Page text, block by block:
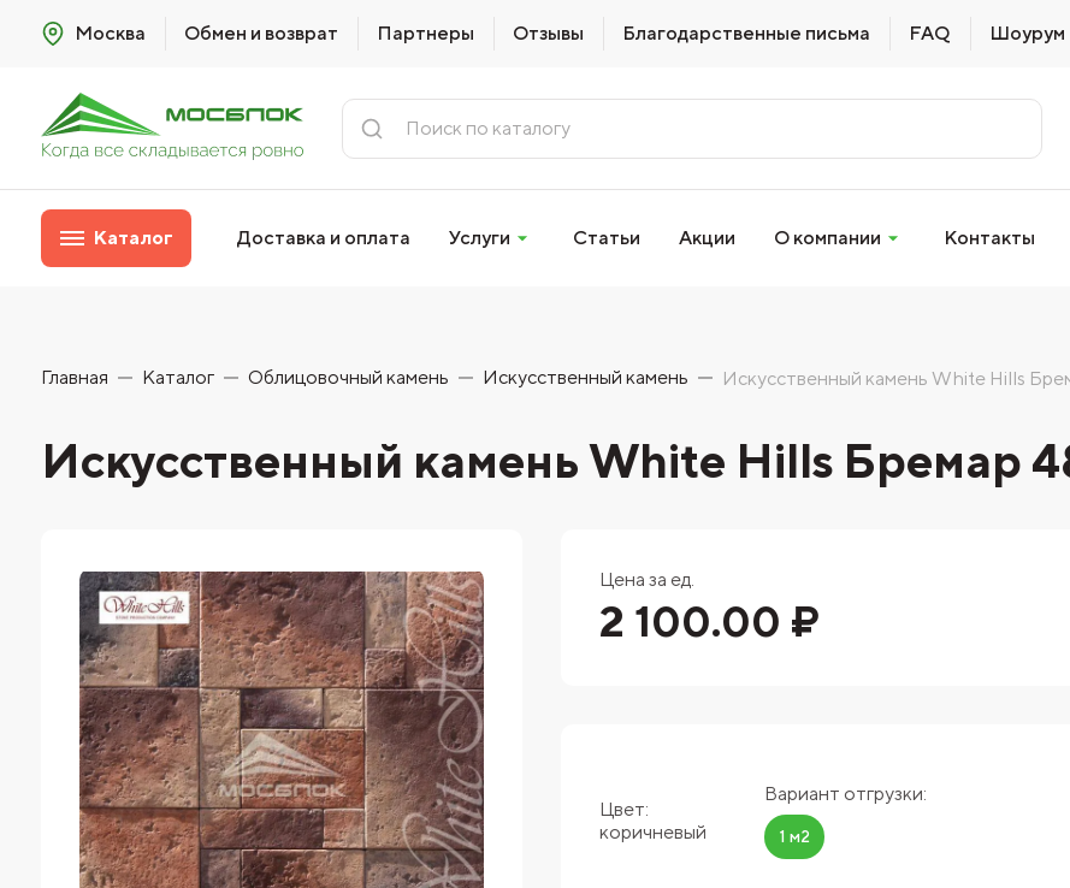
Москва Обмен и возврат Партнеры Отзывы Благодарственные письма FAQ Шоурум
Каталог Доставка и оплата Услуги Статьи Акции О компании Контакты
Главная Каталог Облицовочный камень Искусственный камень Искусственный камень White Hills
Искусственный камень White Hills Бремар
Цена за ед.
2 100.00 ₽
Цвет:
коричневый
Вариант отгрузки:
1 м2